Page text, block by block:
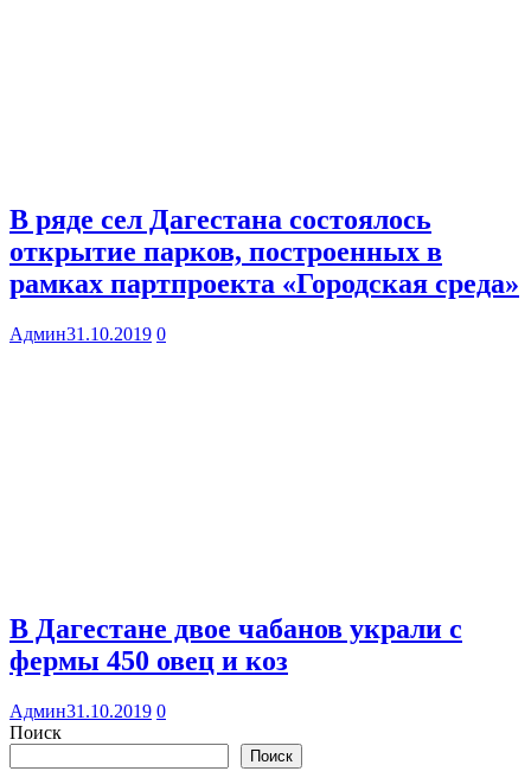
В ряде сел Дагестана состоялось
открытие парков, построенных в
рамках партпроекта «Городская среда»
Админ31.10.2019 0
В Дагестане двое чабанов украли с
фермы 450 овец и коз
Админ31.10.2019 0
Поиск
Поиск